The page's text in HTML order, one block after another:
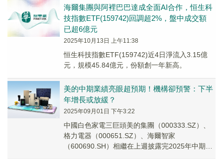
的...
海爾集團與阿裡巴巴達成全面AI合作，恒生科
技指數ETF(159742)回調超2%，盤中成交額
已超6億元
2025年10月13日 上午11:38
恒生科技指數ETF(159742)近4日淨流入3.15億
元，規模45.84億元，份額創一年新高。
美的中期業績亮眼超預期！機構卻預警：下半
年增長或放緩？
2025年09月01日 下午3:22
中國白色家電三巨頭美的集團（000333.SZ）、
格力電器（000651.SZ）、海爾智家
（600690.SH）相繼在上週披露完2025年中期成